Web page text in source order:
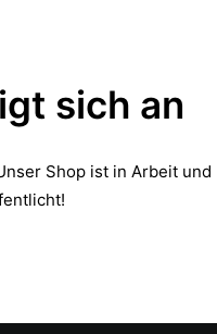
sich an
Shop ist in Arbeit und